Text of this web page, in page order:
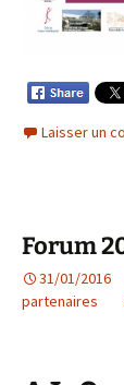
Laisser un
Forum
31/01/2016
partenaires